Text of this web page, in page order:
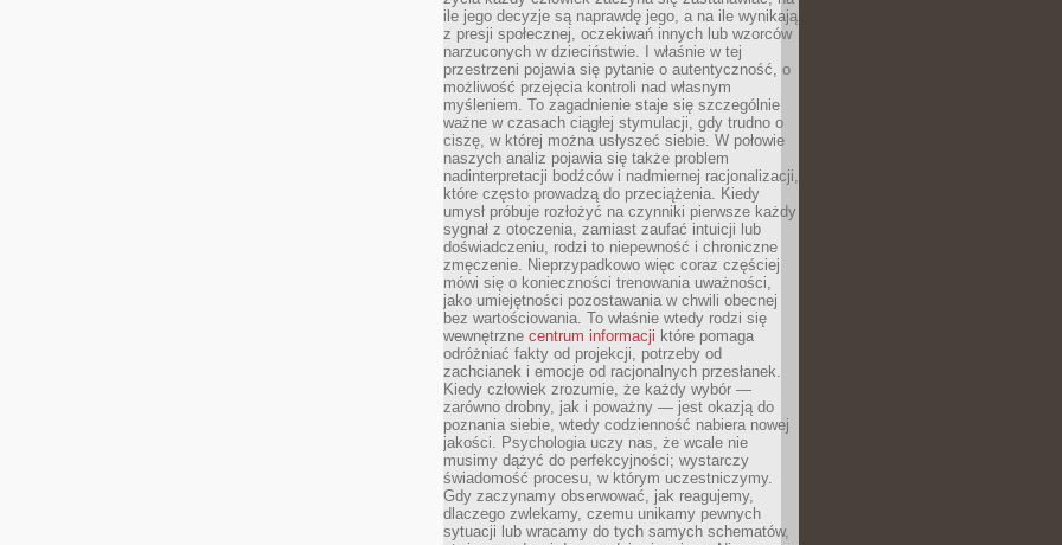
ile jego decyzje są naprawdę jego, a na ile wynikają
z presji społecznej, oczekiwań innych lub wzorców
narzuconych w dzieciństwie. I właśnie w tej
przestrzeni pojawia się pytanie o autentyczność, o
możliwość przejęcia kontroli nad własnym
myśleniem. To zagadnienie staje się szczególnie
ważne w czasach ciągłej stymulacji, gdy trudno o
ciszę, w której można usłyszeć siebie. W połowie
naszych analiz pojawia się także problem
nadinterpretacji bodźców i nadmiernej racjonalizacji,
które często prowadzą do przeciążenia. Kiedy
umysł próbuje rozłożyć na czynniki pierwsze każdy
sygnał z otoczenia, zamiast zaufać intuicji lub
doświadczeniu, rodzi to niepewność i chroniczne
zmęczenie. Nieprzypadkowo więc coraz częściej
mówi się o konieczności trenowania uważności,
jako umiejętności pozostawania w chwili obecnej
bez wartościowania. To właśnie wtedy rodzi się
wewnętrzne centrum informacji które pomaga
odróżniać fakty od projekcji, potrzeby od
zachcianek i emocje od racjonalnych przesłanek.
Kiedy człowiek zrozumie, że każdy wybór —
zarówno drobny, jak i poważny — jest okazją do
poznania siebie, wtedy codzienność nabiera nowej
jakości. Psychologia uczy nas, że wcale nie
musimy dążyć do perfekcyjności; wystarczy
świadomość procesu, w którym uczestniczymy.
Gdy zaczynamy obserwować, jak reagujemy,
dlaczego zwlekamy, czemu unikamy pewnych
sytuacji lub wracamy do tych samych schematów,